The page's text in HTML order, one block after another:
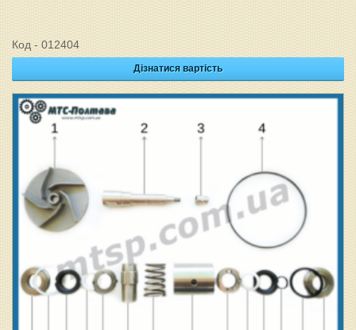
Код - 012404
Дізнатися вартість